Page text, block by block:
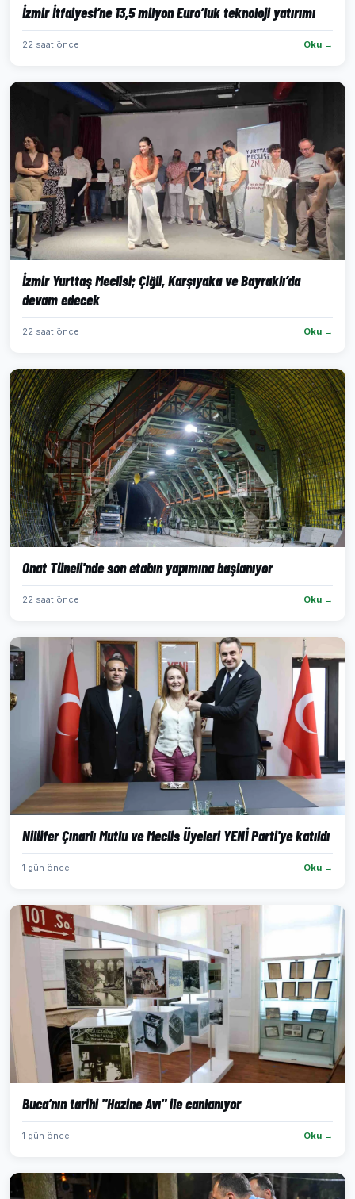
İzmir İtfaiyesi’ne 13,5 milyon Euro’luk teknoloji yatırımı
22 saat önce Oku →
İzmir Yurttaş Meclisi; Çiğli, Karşıyaka ve Bayraklı’da
devam edecek
22 saat önce Oku →
Onat Tüneli'nde son etabın yapımına başlanıyor
22 saat önce Oku →
Nilüfer Çınarlı Mutlu ve Meclis Üyeleri YENİ Parti'ye katıldı
1 gün önce Oku →
Buca’nın tarihi "Hazine Avı" ile canlanıyor
1 gün önce Oku →